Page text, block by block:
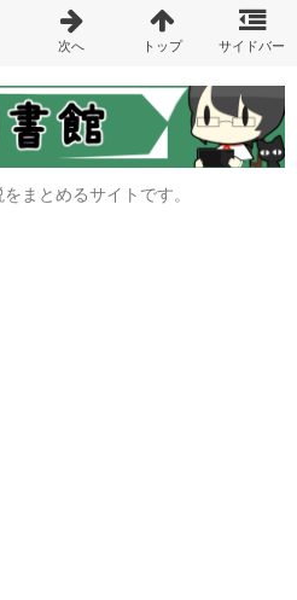
まとめるサイトです。